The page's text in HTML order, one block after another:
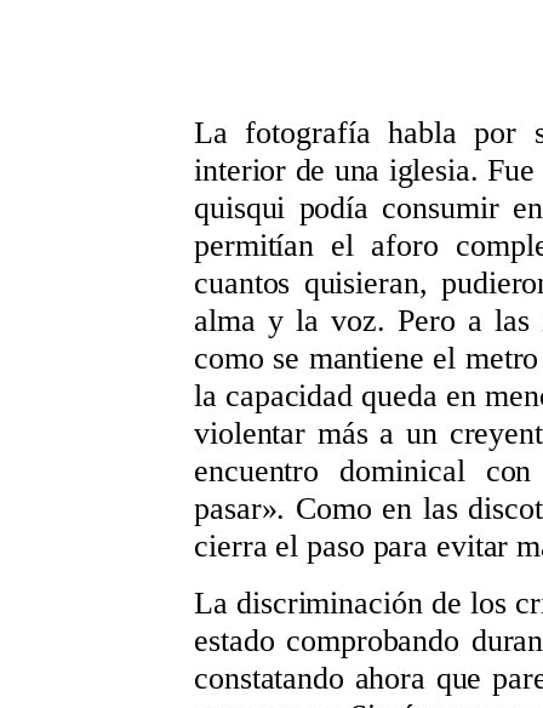
La fotografía habla por
interior de una iglesia.
quisqui podía consumir
permitían el aforo
cuantos quisieran,
alma y la voz. Pero a las
como se mantiene el
la capacidad queda en
violentar más a un
encuentro dominical
pasar». Como en las
cierra el paso para evitar
La discriminación de los
estado comprobando
constatando ahora que